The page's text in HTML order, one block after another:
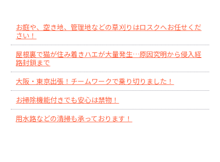
お庭や、空き地、管理地などの草刈りはロスクへお任せくだ
さい！
屋根裏で猫が住み着きハエが大量発生…原因究明から侵入経
路封鎖まで
大阪・東京出張！チームワークで乗り切りました！
お掃除機能付きでも安心は禁物！
用水路などの清掃も承っております！